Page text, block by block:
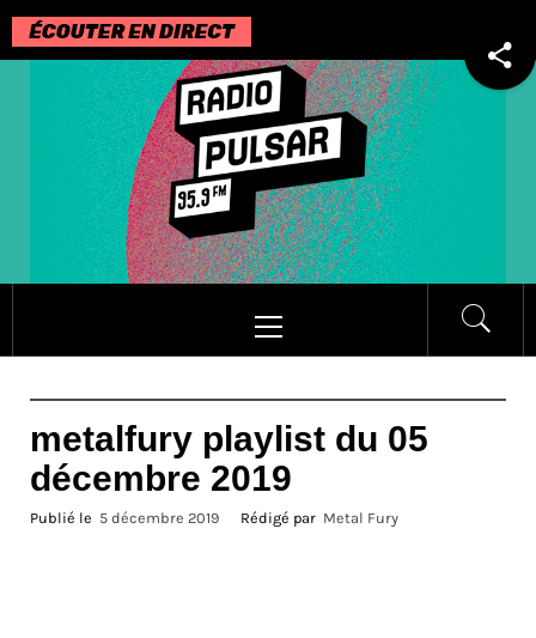
Passer
au
contenu
principal
metalfury playlist du 05
décembre 2019
Publié le 5 décembre 2019 Rédigé par Metal Fury